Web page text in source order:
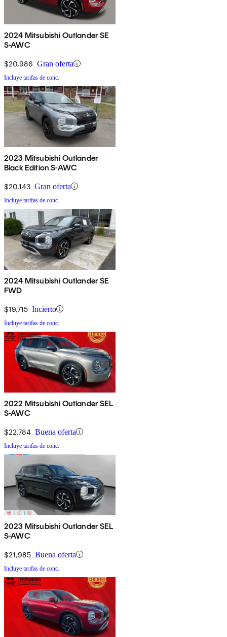
2024 Mitsubishi Outlander SE
S-AWC
$20,986 Gran oferta
Incluye tarifas de conc.
2023 Mitsubishi Outlander
Black Edition S-AWC
$20,143 Gran oferta
Incluye tarifas de conc.
2024 Mitsubishi Outlander SE
FWD
$19,715 Incierto
Incluye tarifas de conc.
2022 Mitsubishi Outlander SEL
S-AWC
$22,784 Buena oferta
Incluye tarifas de conc.
2023 Mitsubishi Outlander SEL
S-AWC
$21,985 Buena oferta
Incluye tarifas de conc.